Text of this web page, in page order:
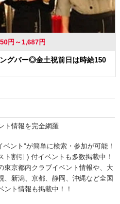
円～1,687円
グバー◎金土祝前日は時給150
ト情報を完全網羅
ント”が簡単に検索・参加が可能！
割引 ) 付イベントも多数掲載中！
東京都内クラブイベント情報や、大
、新潟、京都、静岡、沖縄など全国
ント情報も掲載中！！